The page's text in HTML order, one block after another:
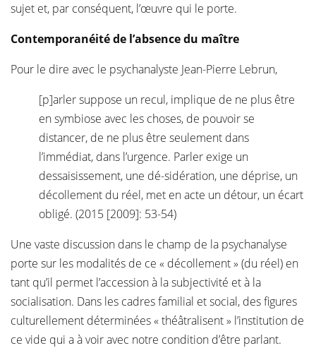
sujet et, par conséquent, l’œuvre qui le porte.
Contemporanéité de l’absence du maître
Pour le dire avec le psychanalyste Jean-Pierre Lebrun,
[p]arler suppose un recul, implique de ne plus être
en symbiose avec les choses, de pouvoir se
distancer, de ne plus être seulement dans
l’immédiat, dans l’urgence. Parler exige un
dessaisissement, une dé-sidération, une déprise, un
décollement du réel, met en acte un détour, un écart
obligé. (2015 [2009]: 53-54)
Une vaste discussion dans le champ de la psychanalyse
porte sur les modalités de ce « décollement » (du réel) en
tant qu’il permet l’accession à la subjectivité et à la
socialisation. Dans les cadres familial et social, des figures
culturellement déterminées « théâtralisent » l’institution de
ce vide qui a à voir avec notre condition d’être parlant.